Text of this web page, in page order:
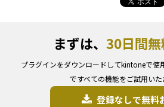
まずは、 30日間
プラグインをダウンロードしてkintoneで使
ですべての機能をご試用いた
登録なしで無料